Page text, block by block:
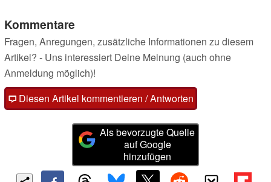
Kommentare
Fragen, Anregungen, zusätzliche Informationen zu diesem
Artikel? - Uns interessiert Deine Meinung (auch ohne
Anmeldung möglich)!
Diesen Artikel kommentieren / Antworten
Als bevorzugte Quelle
auf Google
hinzufügen